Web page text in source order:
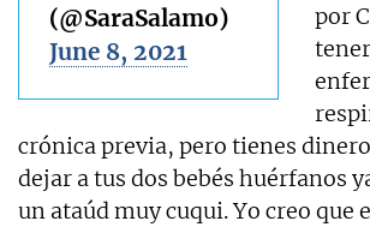
(@SaraSalamo)
June 8, 2021
por
crónica previa, pero tienes
dejar a tus dos bebés huérfanos
un ataúd muy cuqui. Yo creo que